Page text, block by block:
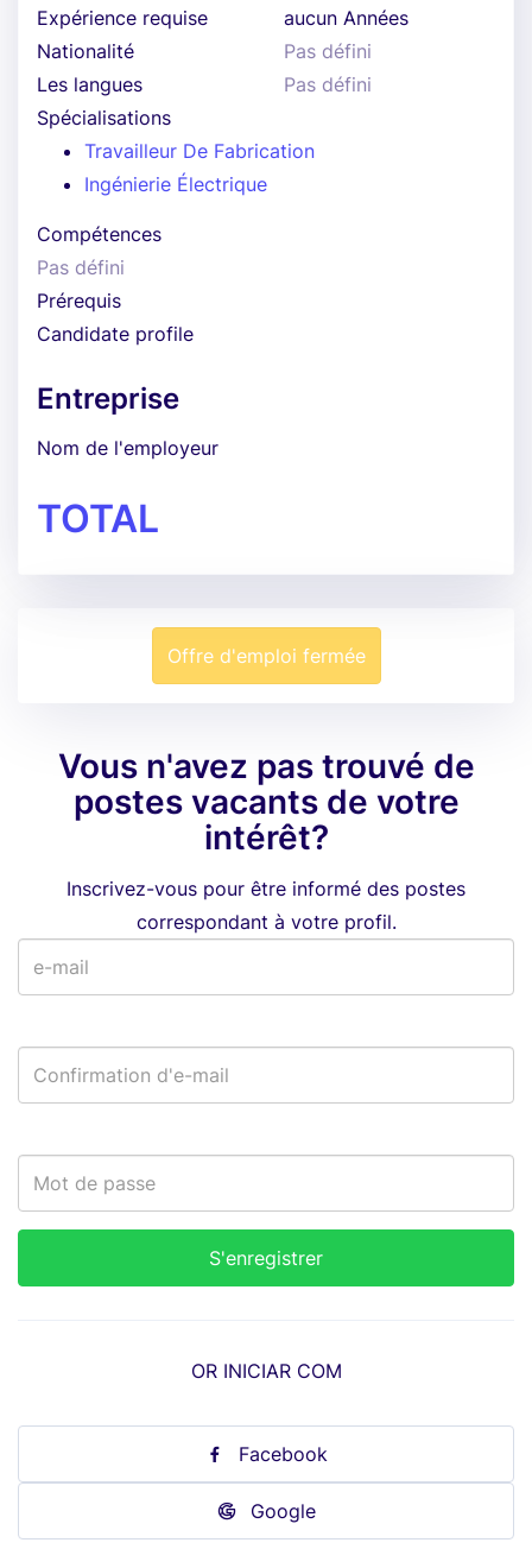
Expérience requise
aucun Années
Nationalité
Pas défini
Les langues
Pas défini
Spécialisations
Travailleur De Fabrication
Ingénierie Électrique
Compétences
Pas défini
Prérequis
Candidate profile
Entreprise
Nom de l'employeur
TOTAL
Offre d'emploi fermée
Vous n'avez pas trouvé de
postes vacants de votre
intérêt?
Inscrivez-vous pour être informé des postes
correspondant à votre profil.
OR INICIAR COM
Facebook
Google